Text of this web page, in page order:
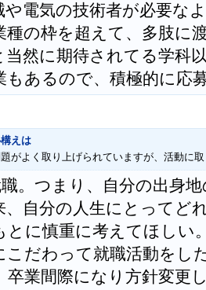
や電気の技術者が必要な
種の枠を超えて、多肢に
当然に期待されてる学科
もあるので、積極的に応
えは
がよく取り上げられていますが、活動に
。つまり、自分の出身
、自分の人生にとってど
とに慎重に考えてほしい
こだわって就職活動をし
卒業間際になり方針変更